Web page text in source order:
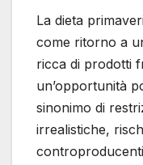
La dieta
come ritorno a
ricca di prodotti
un’opportunità
sinonimo di
irrealistiche,